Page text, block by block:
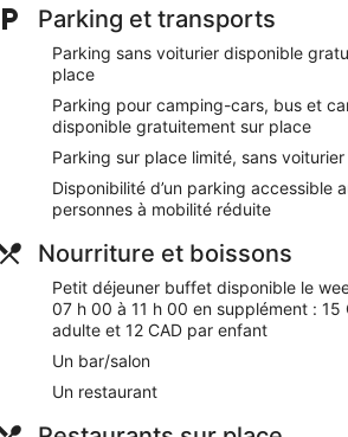
Parking sans service de voiturier et
Vous pourrez reprendre des forces au
Petit déjeuner buffet servi les week-ends
Pour vous délasser après une journée
Parmi les prestations offertes, on
salles de réunion
Salle de fitness et activités fun pour
proposés sur place
Les logements plaisent aux clients
À 13 minutes à pied de Centre
City
couverte et un centre de fitness.
pour siroter un cocktail après une journée
Parking et transports
Parking sans voiturier disponible
place
Parking pour camping-cars, bus et
disponible gratuitement sur place
Parking sur place limité, sans voiturier
Disponibilité d’un parking accessible
personnes à mobilité réduite
Nourriture et boissons
Petit déjeuner buffet disponible le
07 h 00 à 11 h 00 en supplément : 15
adulte et 12 CAD par enfant
Un bar/salon
Un restaurant